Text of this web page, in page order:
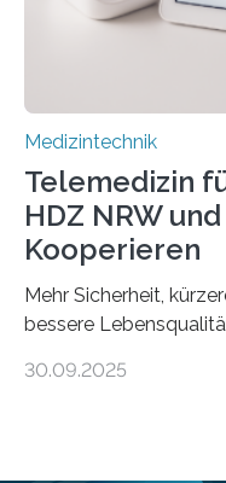
Medizintechnik
Telemedizin
HDZ NRW und
Kooperieren
Mehr Sicherheit,
bessere
Oeynhausen, und die
30.09.2025